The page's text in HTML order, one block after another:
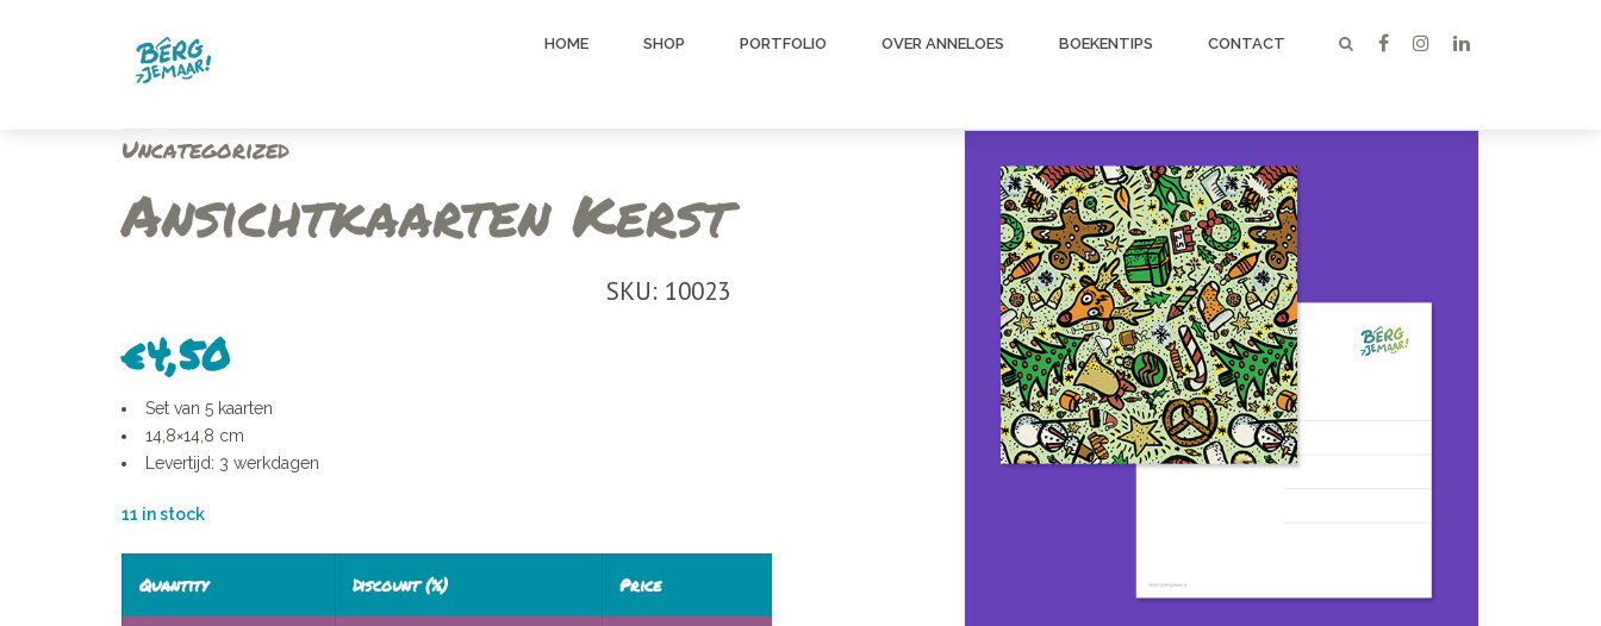
HOME SHOP PORTFOLIO OVER ANNELOES BOEKENTIPS CONTACT
Uncategorized
Ansichtkaarten Kerst
SKU: 10023
€4,50
Set van 5 kaarten
14,8×14,8 cm
Levertijd: 3 werkdagen
11 in stock
Quantity Discount (%) Price